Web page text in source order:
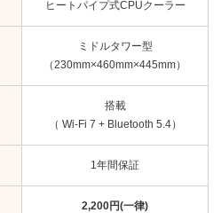
ヒートパイプ式CPUクーラー
ミドルタワー型
（230mm×460mm×445mm）
搭載
（ Wi-Fi 7 + Bluetooth 5.4）
1年間保証
2,200円(一律)